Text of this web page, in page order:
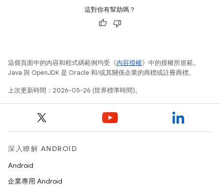
這對你有幫助嗎？
這個頁面中的內容和程式碼範例均受《內容授權》中的授權所規範。
Java 與 OpenJDK 是 Oracle 和/或其關係企業的商標或註冊商標。
上次更新時間：2026-05-26 (世界標準時間)。
深入瞭解 ANDROID
Android
企業專用 Android